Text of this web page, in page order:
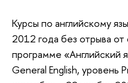
Курсы по английскому
2012 года без отрыва
программе «Английский
General English, уровень